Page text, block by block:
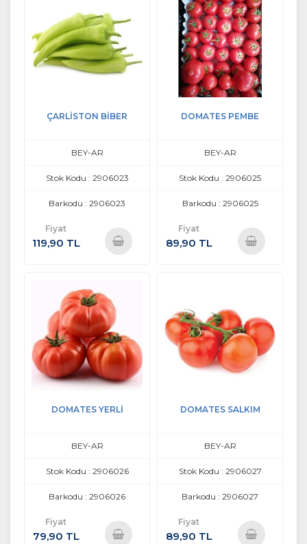
ÇARLİSTON BİBER
BEY-AR
Stok Kodu : 2906023
Barkodu : 2906023
Fiyat
119,90 TL
DOMATES PEMBE
BEY-AR
Stok Kodu : 2906025
Barkodu : 2906025
Fiyat
89,90 TL
DOMATES YERLİ
BEY-AR
Stok Kodu : 2906026
Barkodu : 2906026
Fiyat
79,90 TL
DOMATES SALKIM
BEY-AR
Stok Kodu : 2906027
Barkodu : 2906027
Fiyat
89,90 TL